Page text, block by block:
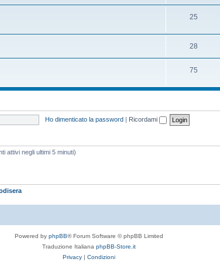
25
28
75
Ho dimenticato la password | Ricordami
attivi negli ultimi 5 minuti)
Powered by phpBB® Forum Software © phpBB Limited
Traduzione Italiana phpBB-Store.it
Privacy | Condizioni